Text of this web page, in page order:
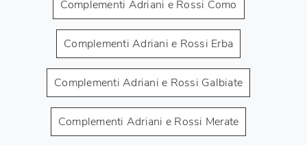
Complementi Adriani e Rossi Como
Complementi Adriani e Rossi Erba
Complementi Adriani e Rossi Galbiate
Complementi Adriani e Rossi Merate